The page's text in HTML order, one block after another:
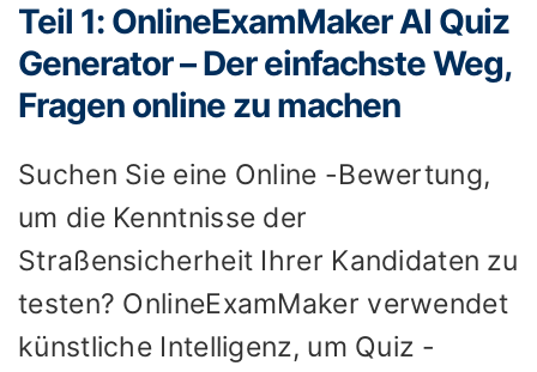
Teil 1: OnlineExamMaker AI Quiz
Generator – Der einfachste Weg,
Fragen online zu machen
Suchen Sie eine Online -Bewertung,
um die Kenntnisse der
Straßensicherheit Ihrer Kandidaten zu
testen? OnlineExamMaker verwendet
künstliche Intelligenz, um Quiz -